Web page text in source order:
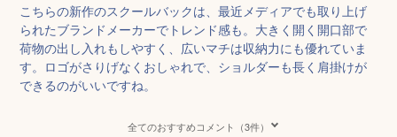
こちらの新作のスクールバックは、最近メディアでも取り上げ
られたブランドメーカーでトレンド感も。大きく開く開口部で
荷物の出し入れもしやすく、広いマチは収納力にも優れていま
す。ロゴがさりげなくおしゃれで、ショルダーも長く肩掛けが
できるのがいいですね。
全てのおすすめコメント（3件）